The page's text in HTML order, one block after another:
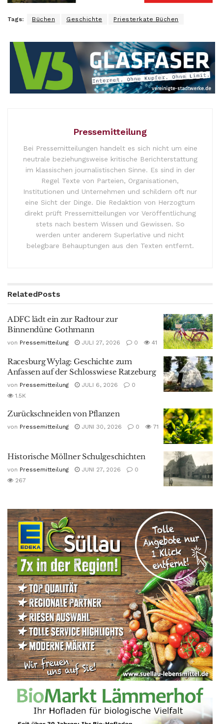
Tags: Büchen Geschichte Priesterkate Büchen
Pressemitteilung
Bei Pressemitteilungen handelt es sich nicht um eine
neutrale beziehungsweise kritische Berichterstattung
im klassischen journalistischen Sinne. Es sind in der
Regel Texte von Parteien, Organisationen,
Institutionen und Unternehmen und schildern oft nur
eine Sicht der Dinge. Die Redaktion von Herzogtum
direkt prüft Pressemitteilungen vor Veröffentlichung
stets nach bestem Wissen und Gewissen. So
werden unter anderem Superlative und nicht
belegbare Behauptungen aus den Texten entfernt.
RelatedPosts
ADFC lädt ein zur Radtour zur
Binnendüne Gothmann
von Pressemitteilung JULI 27, 2026 0 41
Racesburg Wylag: Geschichte zum
Anfassen auf der Schlosswiese Ratzeburg
von Pressemitteilung JULI 6, 2026
0
1.5K
Zurückschneiden von Pflanzen
von Pressemitteilung JUNI 30, 2026 0 71
Historische Möllner Schulgeschichten
von Pressemitteilung JUNI 27, 2026
0
267